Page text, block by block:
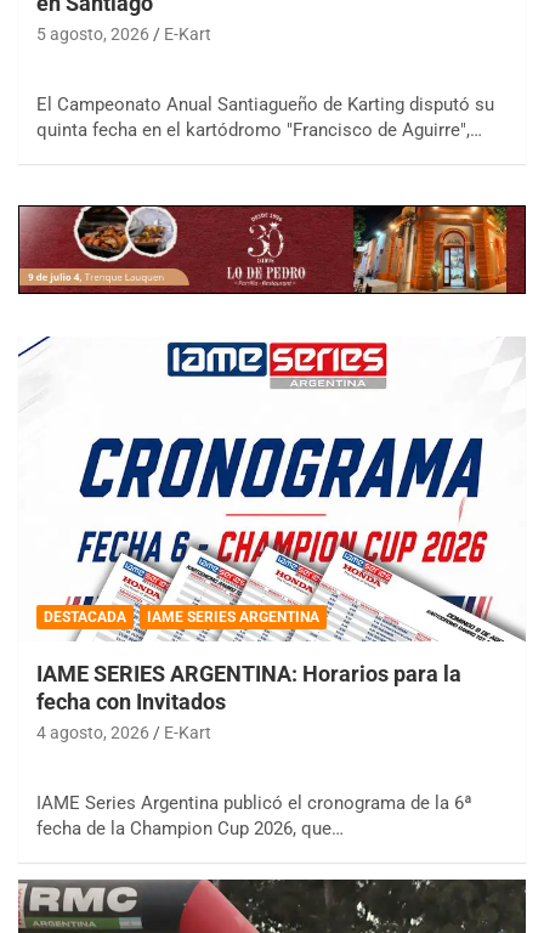
5 agosto, 2026 E-Kart
El Campeonato Anual Santiagueño de Karting disputó su
quinta fecha en el kartódromo "Francisco de Aguirre",…
DESTACADA IAME SERIES ARGENTINA
IAME SERIES ARGENTINA: Horarios para la
fecha con Invitados
4 agosto, 2026 E-Kart
IAME Series Argentina publicó el cronograma de la 6ª
fecha de la Champion Cup 2026, que…